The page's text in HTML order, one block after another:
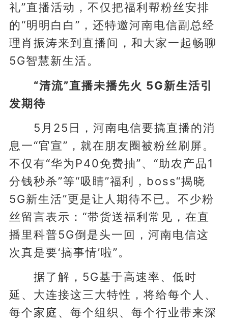
礼”直播活动，不仅把福利帮粉丝安排
的“明明白白”，还特邀河南电信副总经
理肖振涛来到直播间，和大家一起畅聊
5G智慧新生活。
“清流”直播未播先火 5G新生活引
发期待
5月25日，河南电信要搞直播的消
息一“官宣”，就在朋友圈被粉丝刷屏。
不仅有“华为P40免费抽”、“助农产品1
分钱秒杀”等“吸睛”福利，boss“揭晓
5G新生活”更是让人期待不已。不少粉
丝留言表示：“带货送福利常见，在直
播里科普5G倒是头一回，河南电信这
次真是要‘搞事情’啦”。
据了解，5G基于高速率、低时
延、大连接这三大特性，将给每个人、
每个家庭、每个组织、每个行业带来深